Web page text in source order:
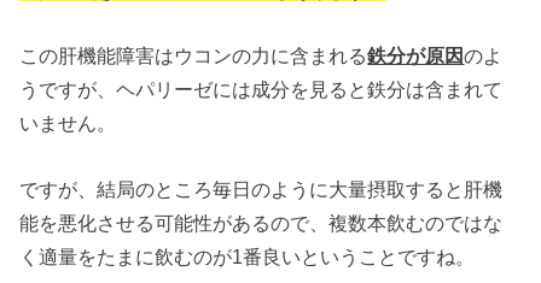
この肝機能障害はウコンの力に含まれる鉄分が原因のよ
うですが、ヘパリーゼには成分を見ると鉄分は含まれて
いません。
ですが、結局のところ毎日のように大量摂取すると肝機
能を悪化させる可能性があるので、複数本飲むのではな
く適量をたまに飲むのが1番良いということですね。